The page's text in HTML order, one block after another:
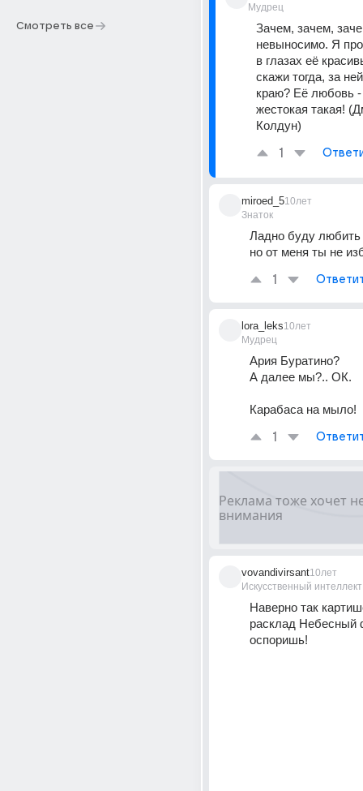
Смотреть все
Мудрец
Зачем, зачем,
невыносимо. Я
в глазах её
скажи тогда, за
краю? Её любовь -
жестокая такая!
Колдун)
1
miroed_5
Знаток
10лет
Ладно буду любить
но от меня ты не
1
lora_leks
Мудрец
10лет
Ария Буратино?
А далее мы?.. ОК.
Карабаса на мыло!
1
vovandivirsant
Искусственный интеллект
10лет
Наверно так
расклад Небесный
оспоришь!